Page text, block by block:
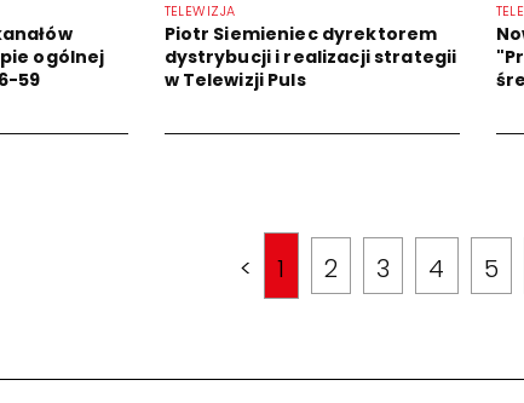
ogólnej
59
TELEWIZJA
Piotr Siemieniec dyrektorem
dystrybucji i realizacji strategii
w Telewizji Puls
< 1 2 3 4 5